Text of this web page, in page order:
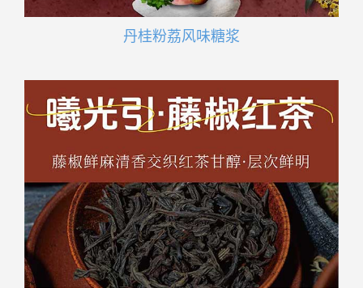
丹桂粉荔风味糖浆